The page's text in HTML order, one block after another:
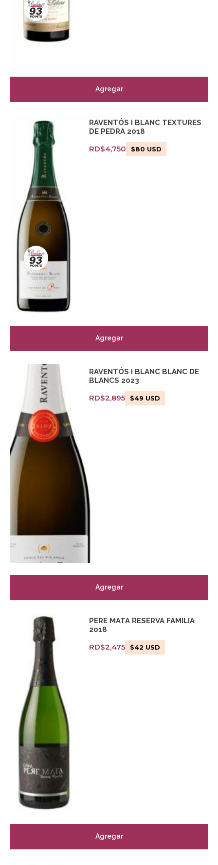
Agregar
RAVENTÓS I BLANC TEXTURES
DE PEDRA 2018
RD$4,750 $80 USD
Agregar
RAVENTÓS I BLANC BLANC DE
BLANCS 2023
RD$2,895 $49 USD
Agregar
PERE MATA RESERVA FAMILIA
2018
RD$2,475 $42 USD
Agregar